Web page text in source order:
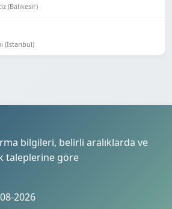
(Balıkesir)
(İstanbul)
bilgileri, belirli aralıklarda ve
taleplerine göre
2026